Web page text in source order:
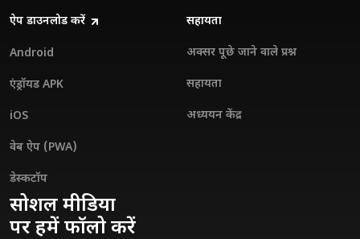
ऐप डाउनलोड करें
Android
एंड्रॉयड APK
iOS
वेब ऐप (PWA)
डेस्कटॉप
सहायता
अक्सर पूछे जाने वाले प्रश्न
सहायता
अध्ययन केंद्र
सोशल मीडिया
पर हमें फॉलो करें